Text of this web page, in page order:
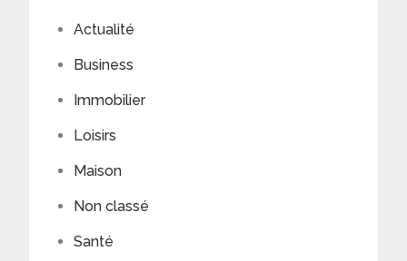
Actualité
Business
Immobilier
Loisirs
Maison
Non classé
Santé